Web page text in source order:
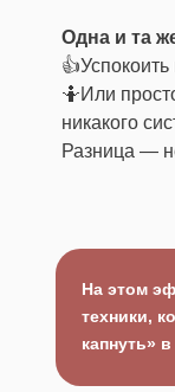
На этом
техники,
капнуть»
Одна и та
🤷Или
никакого
Разница —